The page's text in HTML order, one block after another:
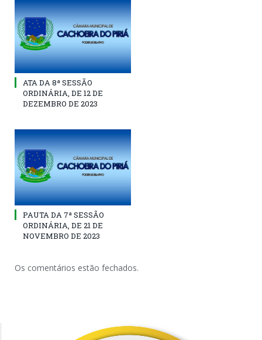
ATA DA 8ª SESSÃO
ORDINÁRIA, DE 12 DE
DEZEMBRO DE 2023
PAUTA DA 7ª SESSÃO
ORDINÁRIA, DE 21 DE
NOVEMBRO DE 2023
Os comentários estão fechados.